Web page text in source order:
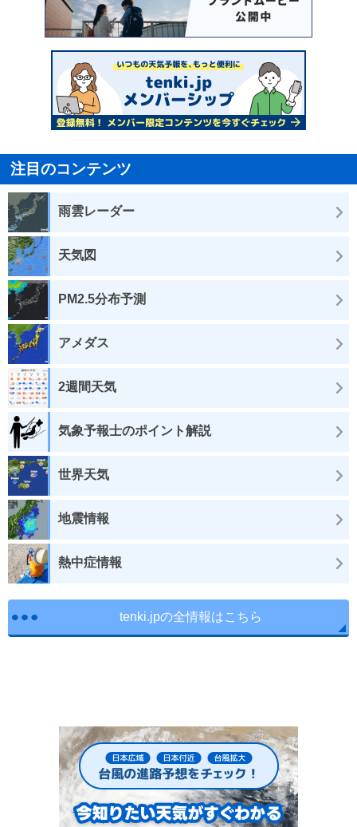
注目のコンテンツ
雨雲レーダー
天気図
PM2.5分布予測
アメダス
2週間天気
気象予報士のポイント解説
世界天気
地震情報
熱中症情報
tenki.jpの全情報はこちら